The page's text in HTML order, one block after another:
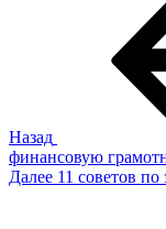
Назад
финансовую
Следующая
Далее 11 советов